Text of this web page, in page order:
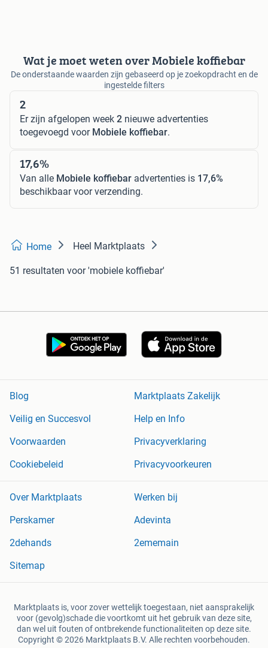
Wat je moet weten over Mobiele koffiebar
De onderstaande waarden zijn gebaseerd op je zoekopdracht en de
ingestelde filters
2
Er zijn afgelopen week 2 nieuwe advertenties
toegevoegd voor Mobiele koffiebar.
17,6%
Van alle Mobiele koffiebar advertenties is 17,6%
beschikbaar voor verzending.
Home Heel Marktplaats
51 resultaten voor 'mobiele koffiebar'
Blog
Marktplaats Zakelijk
Veilig en Succesvol
Help en Info
Voorwaarden
Privacyverklaring
Cookiebeleid
Privacyvoorkeuren
Over Marktplaats
Werken bij
Perskamer
Adevinta
2dehands
2ememain
Sitemap
Marktplaats is, voor zover wettelijk toegestaan, niet aansprakelijk
voor (gevolg)schade die voortkomt uit het gebruik van deze site,
dan wel uit fouten of ontbrekende functionaliteiten op deze site.
Copyright © 2026 Marktplaats B.V. Alle rechten voorbehouden.